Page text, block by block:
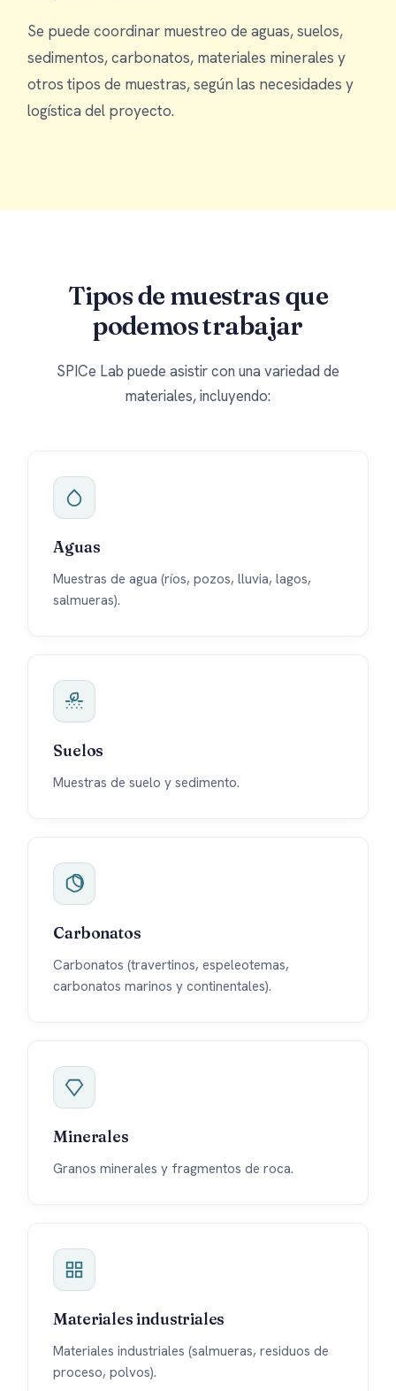
Se puede coordinar muestreo de aguas, suelos,
sedimentos, carbonatos, materiales minerales y
otros tipos de muestras, según las necesidades y
logística del proyecto.
Tipos de muestras que
podemos trabajar
SPICe Lab puede asistir con una variedad de
materiales, incluyendo:
Aguas
Muestras de agua (ríos, pozos, lluvia, lagos,
salmueras).
Suelos
Muestras de suelo y sedimento.
Carbonatos
Carbonatos (travertinos, espeleotemas,
carbonatos marinos y continentales).
Minerales
Granos minerales y fragmentos de roca.
Materiales industriales
Materiales industriales (salmueras, residuos de
proceso, polvos).